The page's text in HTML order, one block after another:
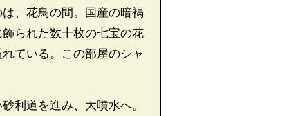
、花鳥の間。国産の暗褐
られた数十枚の七宝の花
ている。この部屋のシャ
利道を進み、大噴水へ。